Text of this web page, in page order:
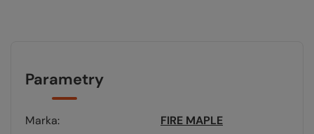
Parametry
Marka FIRE MAPLE